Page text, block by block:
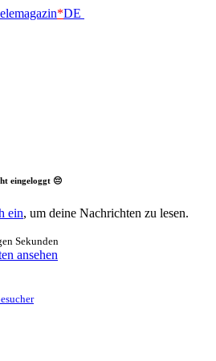
*DE
eingeloggt 😔
ein, um deine Nachrichten zu lesen.
Sekunden
ansehen